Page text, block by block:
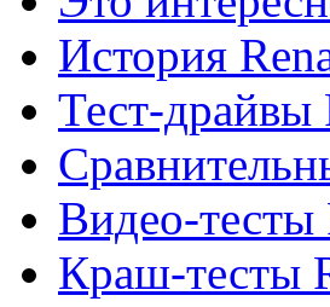
История
Тест-драйвы
Видео-тесты
Краш-тесты